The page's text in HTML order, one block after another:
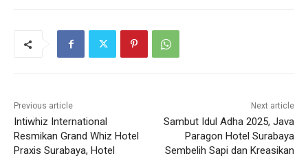
Previous article
Intiwhiz International
Resmikan Grand Whiz Hotel
Praxis Surabaya, Hotel
Next article
Sambut Idul Adha 2025, Java
Paragon Hotel Surabaya
Sembelih Sapi dan Kreasikan